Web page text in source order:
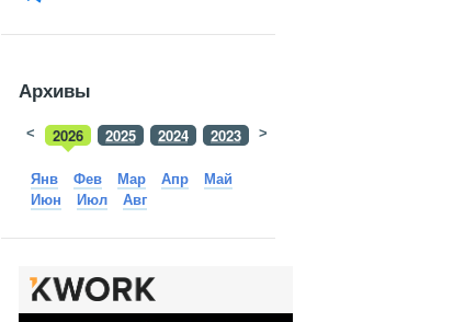
Архивы
2026 2025 2024 2023 2022
< >
Янв Фев Мар Апр
Май
Июн
Июл Авг